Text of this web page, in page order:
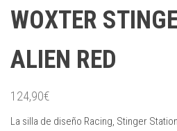
WOXTER
ALIEN RED
124,90€
La silla de diseño Racing, Stinger